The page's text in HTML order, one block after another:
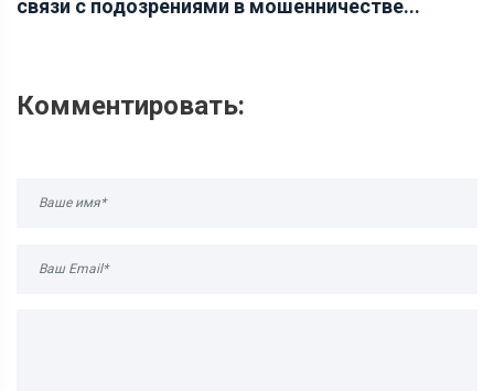
связи с подозрениями в мошенничестве...
Комментировать: